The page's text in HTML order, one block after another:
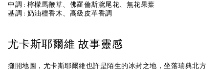
中調 : 檸檬馬鞭草、佛羅倫斯鳶尾花、無花果葉
基調 : 奶油檀香木、高級皮革香調
尤卡斯耶爾維 故事靈感
攤開地圖，尤卡斯耶爾維也許是陌生的冰封之地，坐落瑞典北方